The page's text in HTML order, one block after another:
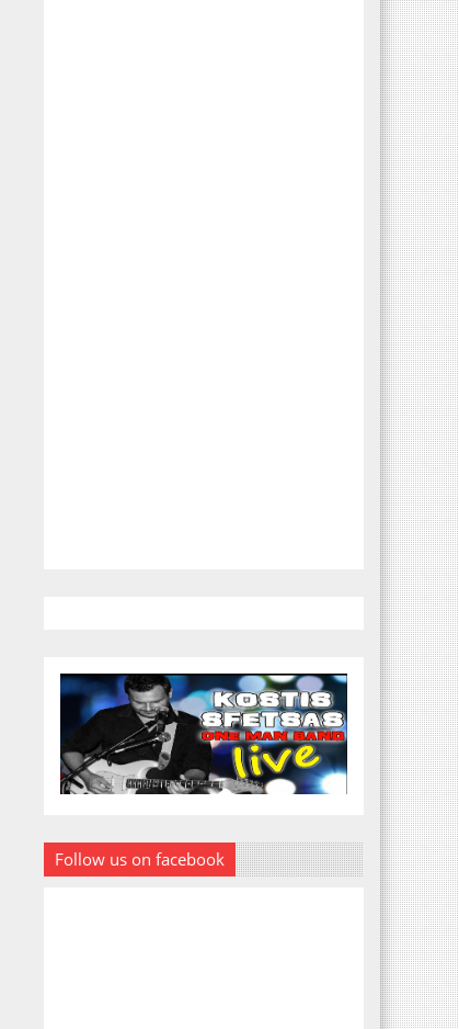
Follow us on facebook